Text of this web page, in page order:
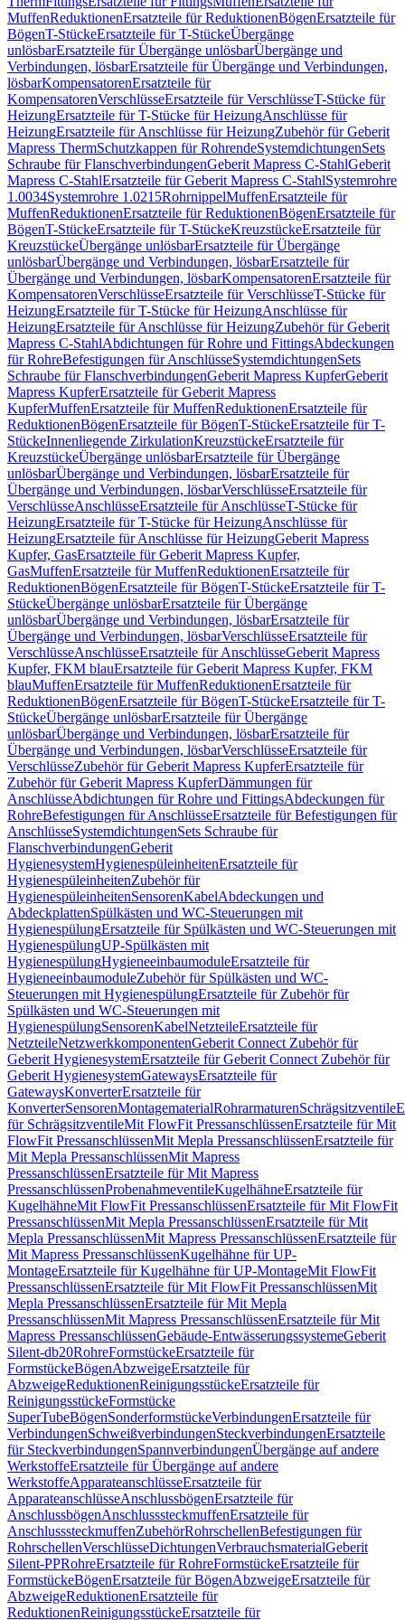
MuffenReduktionenErsatzteile für ReduktionenBögenErsatzteile für
BögenT-StückeErsatzteile für T-StückeÜbergänge
unlösbarErsatzteile für Übergänge unlösbarÜbergänge und
Verbindungen, lösbarErsatzteile für Übergänge und Verbindungen,
lösbarKompensatorenErsatzteile für
KompensatorenVerschlüsseErsatzteile für VerschlüsseT-Stücke für
HeizungErsatzteile für T-Stücke für HeizungAnschlüsse für
HeizungErsatzteile für Anschlüsse für HeizungZubehör für Geberit
Mapress ThermSchutzkappen für RohrendeSystemdichtungenSets
Schraube für FlanschverbindungenGeberit Mapress C-StahlGeberit
Mapress C-StahlErsatzteile für Geberit Mapress C-StahlSystemrohre
1.0034Systemrohre 1.0215RohrnippelMuffenErsatzteile für
MuffenReduktionenErsatzteile für ReduktionenBögenErsatzteile für
BögenT-StückeErsatzteile für T-StückeKreuzstückeErsatzteile für
KreuzstückeÜbergänge unlösbarErsatzteile für Übergänge
unlösbarÜbergänge und Verbindungen, lösbarErsatzteile für
Übergänge und Verbindungen, lösbarKompensatorenErsatzteile für
KompensatorenVerschlüsseErsatzteile für VerschlüsseT-Stücke für
HeizungErsatzteile für T-Stücke für HeizungAnschlüsse für
HeizungErsatzteile für Anschlüsse für HeizungZubehör für Geberit
Mapress C-StahlAbdichtungen für Rohre und FittingsAbdeckungen
für RohreBefestigungen für AnschlüsseSystemdichtungenSets
Schraube für FlanschverbindungenGeberit Mapress KupferGeberit
Mapress KupferErsatzteile für Geberit Mapress
KupferMuffenErsatzteile für MuffenReduktionenErsatzteile für
ReduktionenBögenErsatzteile für BögenT-StückeErsatzteile für T-
StückeInnenliegende ZirkulationKreuzstückeErsatzteile für
KreuzstückeÜbergänge unlösbarErsatzteile für Übergänge
unlösbarÜbergänge und Verbindungen, lösbarErsatzteile für
Übergänge und Verbindungen, lösbarVerschlüsseErsatzteile für
VerschlüsseAnschlüsseErsatzteile für AnschlüsseT-Stücke für
HeizungErsatzteile für T-Stücke für HeizungAnschlüsse für
HeizungErsatzteile für Anschlüsse für HeizungGeberit Mapress
Kupfer, GasErsatzteile für Geberit Mapress Kupfer,
GasMuffenErsatzteile für MuffenReduktionenErsatzteile für
ReduktionenBögenErsatzteile für BögenT-StückeErsatzteile für T-
StückeÜbergänge unlösbarErsatzteile für Übergänge
unlösbarÜbergänge und Verbindungen, lösbarErsatzteile für
Übergänge und Verbindungen, lösbarVerschlüsseErsatzteile für
VerschlüsseAnschlüsseErsatzteile für AnschlüsseGeberit Mapress
Kupfer, FKM blauErsatzteile für Geberit Mapress Kupfer, FKM
blauMuffenErsatzteile für MuffenReduktionenErsatzteile für
ReduktionenBögenErsatzteile für BögenT-StückeErsatzteile für T-
StückeÜbergänge unlösbarErsatzteile für Übergänge
unlösbarÜbergänge und Verbindungen, lösbarErsatzteile für
Übergänge und Verbindungen, lösbarVerschlüsseErsatzteile für
VerschlüsseZubehör für Geberit Mapress KupferErsatzteile für
Zubehör für Geberit Mapress KupferDämmungen für
AnschlüsseAbdichtungen für Rohre und FittingsAbdeckungen für
RohreBefestigungen für AnschlüsseErsatzteile für Befestigungen für
AnschlüsseSystemdichtungenSets Schraube für
FlanschverbindungenGeberit
HygienesystemHygienespüleinheitenErsatzteile für
HygienespüleinheitenZubehör für
HygienespüleinheitenSensorenKabelAbdeckungen und
AbdeckplattenSpülkästen und WC-Steuerungen mit
HygienespülungErsatzteile für Spülkästen und WC-Steuerungen mit
HygienespülungUP-Spülkästen mit
HygienespülungHygieneeinbaumoduleErsatzteile für
HygieneeinbaumoduleZubehör für Spülkästen und WC-
Steuerungen mit HygienespülungErsatzteile für Zubehör für
Spülkästen und WC-Steuerungen mit
HygienespülungSensorenKabelNetzteileErsatzteile für
NetzteileNetzwerkkomponentenGeberit Connect Zubehör für
Geberit HygienesystemErsatzteile für Geberit Connect Zubehör für
Geberit HygienesystemGatewaysErsatzteile für
GatewaysKonverterErsatzteile für
KonverterSensorenMontagematerialRohrarmaturenSchrägsitzventile
für SchrägsitzventileMit FlowFit PressanschlüssenErsatzteile für Mit
FlowFit PressanschlüssenMit Mepla PressanschlüssenErsatzteile für
Mit Mepla PressanschlüssenMit Mapress
PressanschlüssenErsatzteile für Mit Mapress
PressanschlüssenProbenahmeventileKugelhähneErsatzteile für
KugelhähneMit FlowFit PressanschlüssenErsatzteile für Mit FlowFit
PressanschlüssenMit Mepla PressanschlüssenErsatzteile für Mit
Mepla PressanschlüssenMit Mapress PressanschlüssenErsatzteile für
Mit Mapress PressanschlüssenKugelhähne für UP-
MontageErsatzteile für Kugelhähne für UP-MontageMit FlowFit
PressanschlüssenErsatzteile für Mit FlowFit PressanschlüssenMit
Mepla PressanschlüssenErsatzteile für Mit Mepla
PressanschlüssenMit Mapress PressanschlüssenErsatzteile für Mit
Mapress PressanschlüssenGebäude-EntwässerungssystemeGeberit
Silent-db20RohreFormstückeErsatzteile für
FormstückeBögenAbzweigeErsatzteile für
AbzweigeReduktionenReinigungsstückeErsatzteile für
ReinigungsstückeFormstücke
SuperTubeBögenSonderformstückeVerbindungenErsatzteile für
VerbindungenSchweißverbindungenSteckverbindungenErsatzteile
für SteckverbindungenSpannverbindungenÜbergänge auf andere
WerkstoffeErsatzteile für Übergänge auf andere
WerkstoffeApparateanschlüsseErsatzteile für
ApparateanschlüsseAnschlussbögenErsatzteile für
AnschlussbögenAnschlusssteckmuffenErsatzteile für
AnschlusssteckmuffenZubehörRohrschellenBefestigungen für
RohrschellenVerschlüsseDichtungenVerbrauchsmaterialGeberit
Silent-PPRohreErsatzteile für RohreFormstückeErsatzteile für
FormstückeBögenErsatzteile für BögenAbzweigeErsatzteile für
AbzweigeReduktionenErsatzteile für
ReduktionenReinigungsstückeErsatzteile für